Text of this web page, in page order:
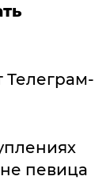
Телеграм-
певица